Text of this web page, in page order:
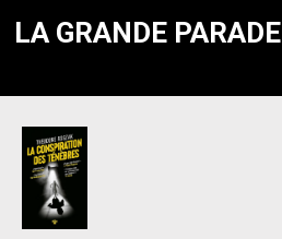
LA GRANDE PARADE